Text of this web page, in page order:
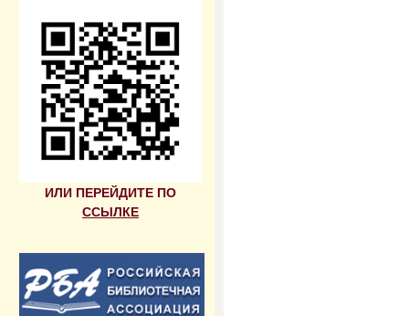
ИЛИ ПЕРЕЙДИТЕ ПО
ССЫЛКЕ